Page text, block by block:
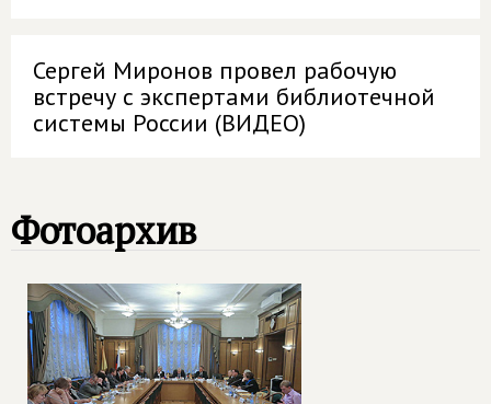
Сергей Миронов провел рабочую
встречу с экспертами библиотечной
системы России (ВИДЕО)
Фотоархив